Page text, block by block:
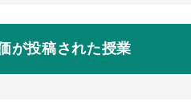
が投稿された授業